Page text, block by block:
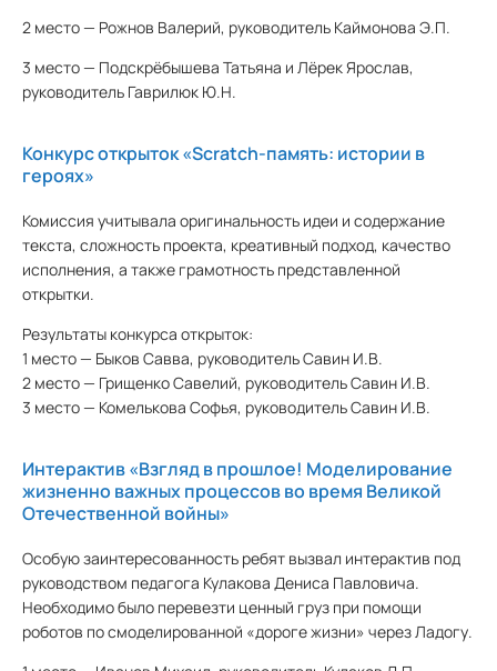
2 место — Рожнов Валерий, руководитель Каймонова Э.П.
3 место — Подскрёбышева Татьяна и Лёрек Ярослав,
руководитель Гаврилюк Ю.Н.
Конкурс открыток «Scratch-память: истории в
героях»
Комиссия учитывала оригинальность идеи и содержание
текста, сложность проекта, креативный подход, качество
исполнения, а также грамотность представленной
открытки.
Результаты конкурса открыток:
1 место — Быков Савва, руководитель Савин И.В.
2 место — Грищенко Савелий, руководитель Савин И.В.
3 место — Комелькова Софья, руководитель Савин И.В.
Интерактив «Взгляд в прошлое! Моделирование
жизненно важных процессов во время Великой
Отечественной войны»
Особую заинтересованность ребят вызвал интерактив под
руководством педагога Кулакова Дениса Павловича.
Необходимо было перевезти ценный груз при помощи
роботов по смоделированной «дороге жизни» через Ладогу.